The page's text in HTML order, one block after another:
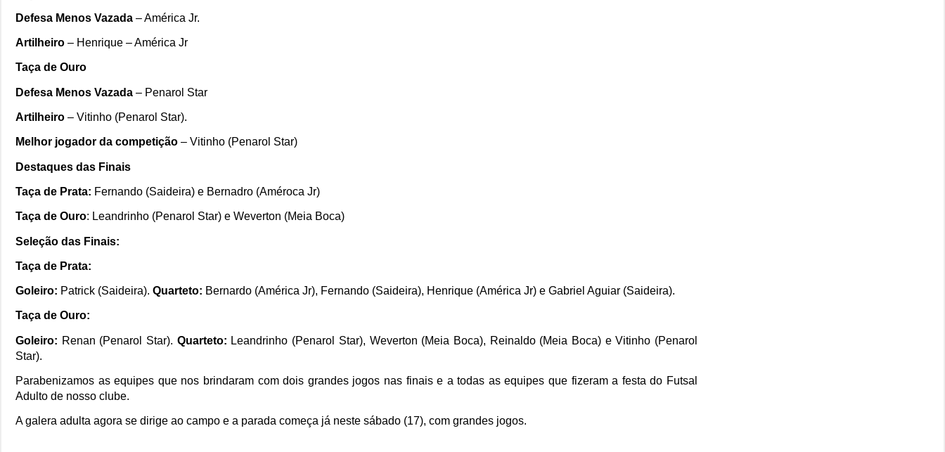
Defesa Menos Vazada – América Jr.
Artilheiro – Henrique – América Jr
Taça de Ouro
Defesa Menos Vazada – Penarol Star
Artilheiro – Vitinho (Penarol Star).
Melhor jogador da competição – Vitinho (Penarol Star)
Destaques das Finais
Taça de Prata: Fernando (Saideira) e Bernadro (Améroca Jr)
Taça de Ouro: Leandrinho (Penarol Star) e Weverton (Meia Boca)
Seleção das Finais:
Taça de Prata:
Goleiro: Patrick (Saideira). Quarteto: Bernardo (América Jr), Fernando (Saideira), Henrique (América Jr) e Gabriel Aguiar (Saideira).
Taça de Ouro:
Goleiro: Renan (Penarol Star). Quarteto: Leandrinho (Penarol Star), Weverton (Meia Boca), Reinaldo (Meia Boca) e Vitinho (Penarol
Star).
Parabenizamos as equipes que nos brindaram com dois grandes jogos nas finais e a todas as equipes que fizeram a festa do Futsal
Adulto de nosso clube.
A galera adulta agora se dirige ao campo e a parada começa já neste sábado (17), com grandes jogos.